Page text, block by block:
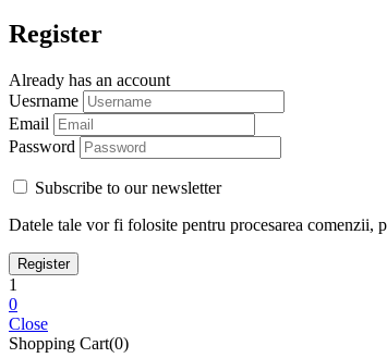
Register
Already has an account
Uesrname
Email
Password
Subscribe to our newsletter
Datele tale vor fi folosite pentru procesarea comenzii,
1
0
Close
Shopping Cart(0)